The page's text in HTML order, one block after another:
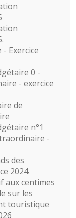
Exercice
0 -
- exercice
de
n°1
-
des
2024.
aux centimes
sur les
touristique